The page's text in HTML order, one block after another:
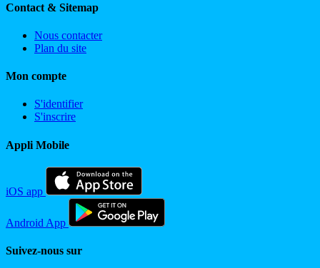
Contact & Sitemap
Nous contacter
Plan du site
Mon compte
S'identifier
S'inscrire
Appli Mobile
iOS app
Android App
Suivez-nous sur